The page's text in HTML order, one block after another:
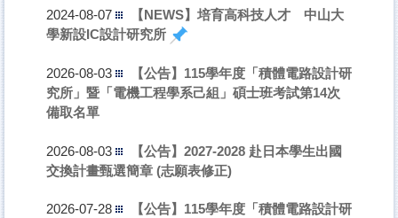
2024-08-07
【NEWS】培育高科技人才 中山大
學新設IC設計研究所
2026-08-03
【公告】115學年度「積體電路設計研
究所」暨「電機工程學系己組」碩士班考試第14次
備取名單
2026-08-03
【公告】2027-2028 赴日本學生出國
交換計畫甄選簡章 (志願表修正)
2026-07-28
【公告】115學年度「積體電路設計研